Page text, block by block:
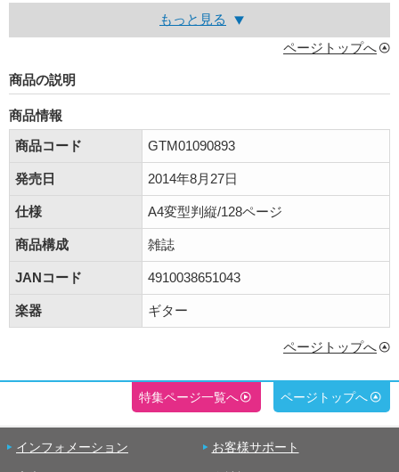
もっと見る
ページトップへ
商品の説明
商品情報
商品コード
GTM01090893
発売日 2014年8月27日
仕様 A4変型判縦/128ページ
商品構成 雑誌
JANコード 4910038651043
楽器 ギター
ページトップへ
特集ページ一覧へ ページトップへ
インフォメーション お客様サポート